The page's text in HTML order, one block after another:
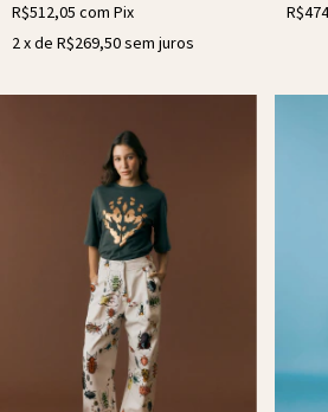
R$512,05 com Pix
2x de R$269,50sem juros